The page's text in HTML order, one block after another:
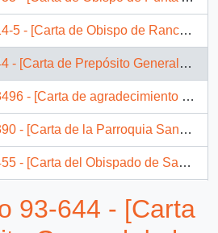
Obispo de Rancagua relativa a donación de sitio en Isla de Rengo destinado a construcción de templo]
General de la Compañía de Jesús por saludo de Navidad y Año Nuevo del Presidente Patricio Aylwin]
[Carta de agradecimiento del Obispo de Rancagua]
de la Parroquia San José de Constitución solicita ayuda económica]
- [Carta del Obispado de San Bernardo]
- [Carta del Obispo Castrense de Chile]
93-644 - [Carta